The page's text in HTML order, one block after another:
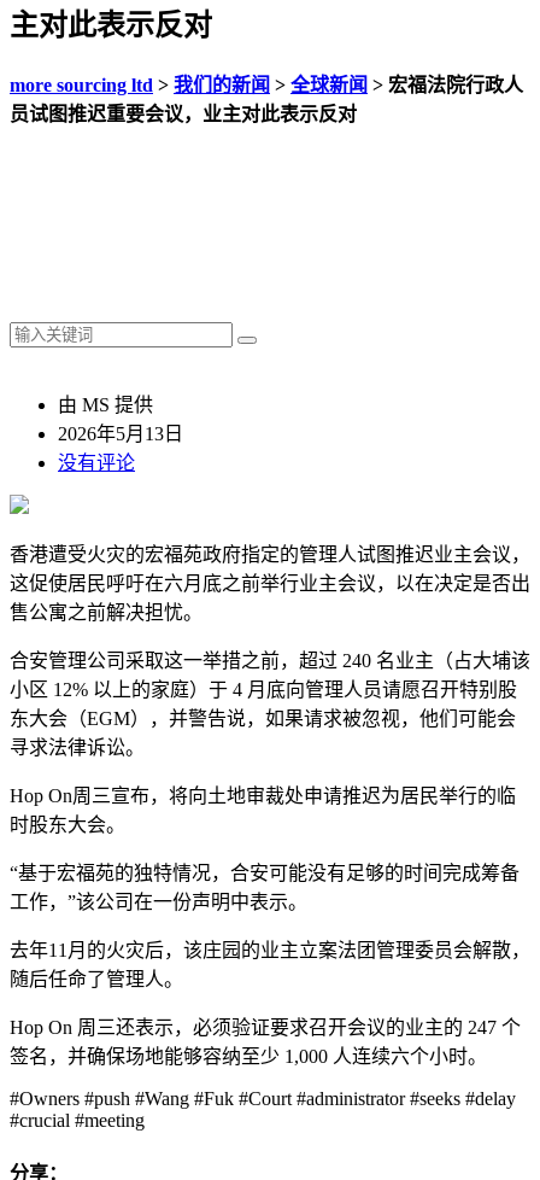
主对此表示反对
more sourcing ltd > 我们的新闻 > 全球新闻 > 宏福法院行政人
员试图推迟重要会议，业主对此表示反对
由 MS 提供
2026年5月13日
没有评论
香港遭受火灾的宏福苑政府指定的管理人试图推迟业主会议，
这促使居民呼吁在六月底之前举行业主会议，以在决定是否出
售公寓之前解决担忧。
合安管理公司采取这一举措之前，超过 240 名业主（占大埔该
小区 12% 以上的家庭）于 4 月底向管理人员请愿召开特别股
东大会（EGM），并警告说，如果请求被忽视，他们可能会
寻求法律诉讼。
Hop On周三宣布，将向土地审裁处申请推迟为居民举行的临
时股东大会。
“基于宏福苑的独特情况，合安可能没有足够的时间完成筹备
工作，”该公司在一份声明中表示。
去年11月的火灾后，该庄园的业主立案法团管理委员会解散，
随后任命了管理人。
Hop On 周三还表示，必须验证要求召开会议的业主的 247 个
签名，并确保场地能够容纳至少 1,000 人连续六个小时。
#Owners #push #Wang #Fuk #Court #administrator #seeks #delay
#crucial #meeting
分享：